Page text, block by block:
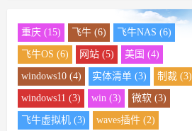
重庆 (15) 飞牛 (6) 飞牛NAS (6)
飞牛OS (6) 网站 (5) 美国 (4)
windows10 (4) 实体清单 (3) 制裁 (3)
windows11 (3) win (3) 微软 (3)
飞牛虚拟机 (3) waves插件 (2)